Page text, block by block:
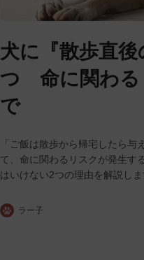
犬に『散歩直
つ 命に関わる
で
「ご飯は散歩から帰宅したら
て、命に関わるリスクが発生す
はいけない2つの理由を解説しま
ラー子